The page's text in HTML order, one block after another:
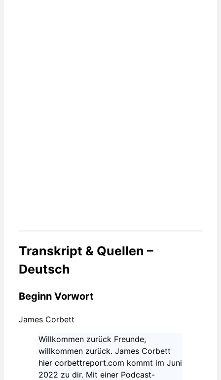
Transkript & Quellen –
Deutsch
Beginn Vorwort
James Corbett
Willkommen zurück Freunde,
willkommen zurück. James Corbett
hier corbettreport.com kommt im Juni
2022 zu dir. Mit einer Podcast-